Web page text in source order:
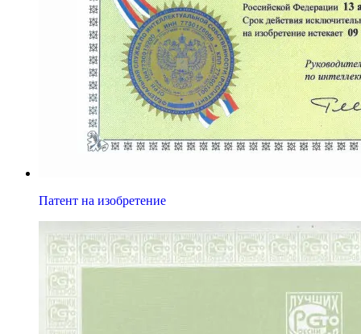
Патент на изобретение